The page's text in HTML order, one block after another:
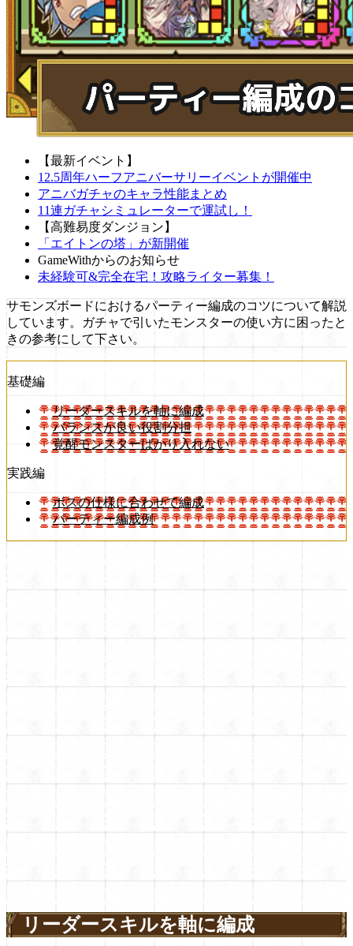
【最新イベント】
12.5周年ハーフアニバーサリーイベントが開催中
アニバガチャのキャラ性能まとめ
11連ガチャシミュレーターで運試し！
【高難易度ダンジョン】
「エイトンの塔」が新開催
GameWithからのお知らせ
未経験可&完全在宅！攻略ライター募集！
サモンズボードにおけるパーティー編成のコツについて解説
しています。ガチャで引いたモンスターの使い方に困ったと
きの参考にして下さい。
基礎編
リーダースキルを軸に編成
バランスが良い役割分担
覚醒モンスターばかり入れない
実践編
ボスの仕様に合わせて編成
パーティー編成例
リーダースキルを軸に編成